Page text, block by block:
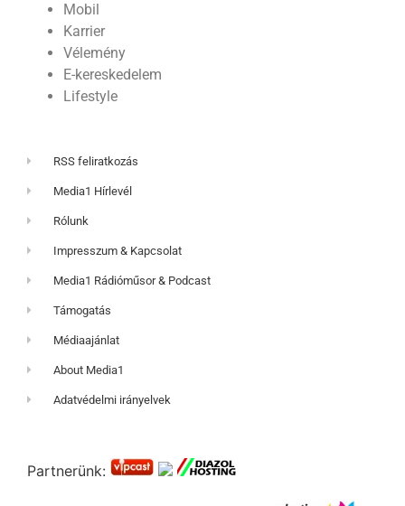
Mobil
Karrier
Vélemény
E-kereskedelem
Lifestyle
RSS feliratkozás
Media1 Hírlevél
Rólunk
Impresszum & Kapcsolat
Media1 Rádióműsor & Podcast
Támogatás
Médiaajánlat
About Media1
Adatvédelmi irányelvek
Partnerünk: